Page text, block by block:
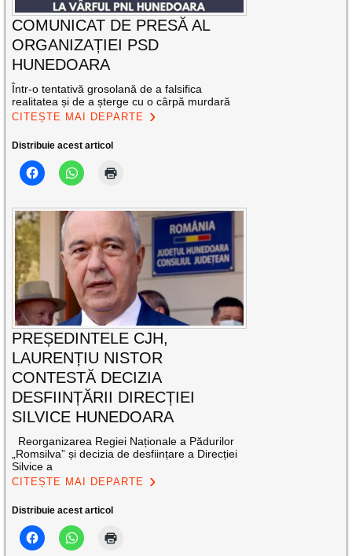
COMUNICAT DE PRESĂ AL
ORGANIZAȚIEI PSD
HUNEDOARA
Într-o tentativă grosolană de a falsifica
realitatea și de a șterge cu o cârpă murdară
CITEȘTE MAI DEPARTE
Distribuie acest articol
PREȘEDINTELE CJH,
LAURENȚIU NISTOR
CONTESTĂ DECIZIA
DESFIINȚĂRII DIRECȚIEI
SILVICE HUNEDOARA
Reorganizarea Regiei Naționale a Pădurilor
„Romsilva” și decizia de desființare a Direcției
Silvice a
CITEȘTE MAI DEPARTE
Distribuie acest articol